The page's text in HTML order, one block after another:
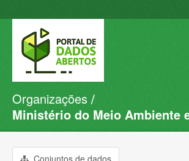
Conjuntos de dados
Organizações
Organizações
Ministério do Meio Ambiente
Conjuntos de dados